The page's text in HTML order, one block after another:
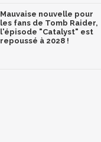
Mauvaise nouvelle pour
les fans de Tomb Raider,
l'épisode "Catalyst" est
repoussé à 2028 !